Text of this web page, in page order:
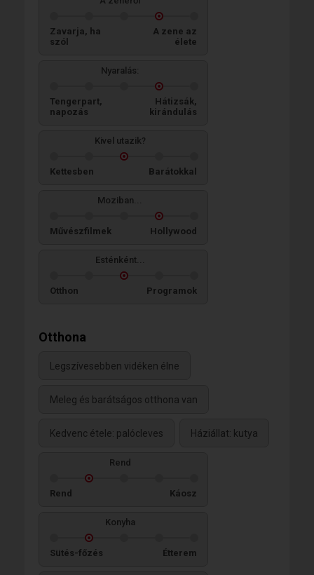
Zavarja, ha
szól
A zene az
élete
Nyaralás:
Tengerpart,
napozás
Hátizsák,
kirándulás
Kivel utazik?
Kettesben Barátokkal
Moziban...
Művészfilmek Hollywood
Esténként...
Otthon Programok
Otthona
Legszívesebben vidéken élne
Meleg és barátságos otthona van
Kedvenc étele: palócleves Háziállat: kutya
Rend
Rend Káosz
Konyha
Sütés-főzés Étterem